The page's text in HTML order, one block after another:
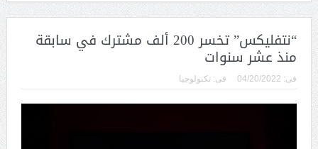
“نتفليكس” تخسر 200 ألف مشترك في سابقة
منذ عشر سنوات
فى: 04/20/2022 فى: تكنولوجيا